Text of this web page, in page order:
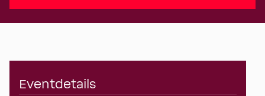
Eventdetails